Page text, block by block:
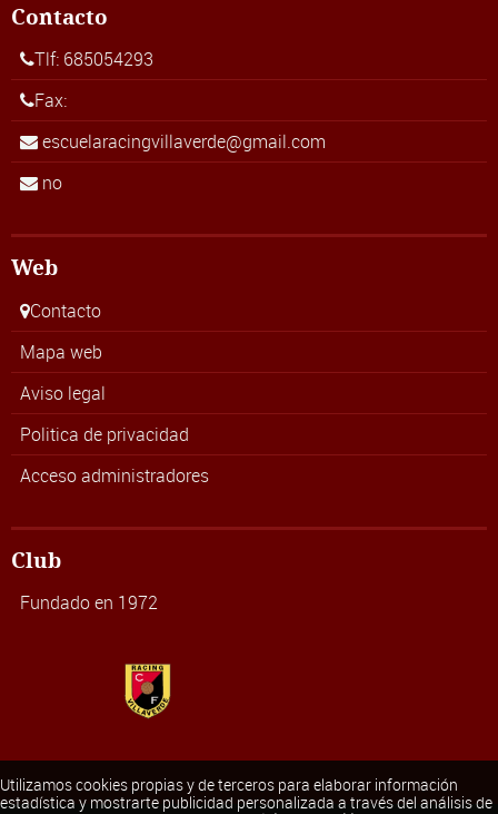
Contacto
Tlf: 685054293
Fax:
escuelaracingvillaverde@gmail.com
no
Web
Contacto
Mapa web
Aviso legal
Politica de privacidad
Acceso administradores
Club
Fundado en 1972
Utilizamos cookies propias y de terceros para elaborar información
estadística y mostrarte publicidad personalizada a través del análisis de